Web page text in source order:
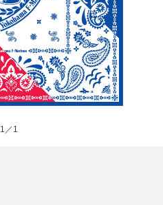
1／1